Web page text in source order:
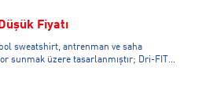
Fiyatı
sweatshirt, antrenman ve saha
sunmak üzere tasarlanmıştır; Dri-FIT
uzaklaştırılmasına yardımcı
kalmayı destekler, esnek ve ergonomik
doğal oyun akışını destekler,